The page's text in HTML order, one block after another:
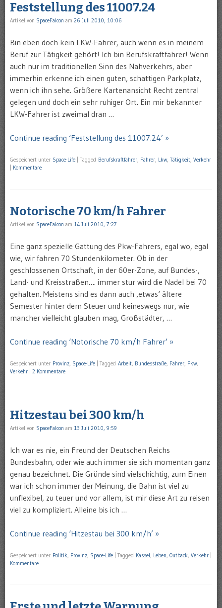
Feststellung des 11007.24
Artikel von SpaceFalcon am 26 Juli 2010, 10:06
Bin eben doch kein LKW-Fahrer, auch wenn es in meinem
Beruf zur Tätigkeit gehört! Ich bin Berufskraftfahrer! Wenn
auch nur im traditionellen Sinn des Nahverkehrs, aber
immerhin erkenne ich einen guten, schattigen Parkplatz,
wenn ich ihn sehe. Größere Kartenansicht Recht zentral
gelegen und doch ein sehr ruhiger Ort. Ein mir bekannter
LKW-Fahrer ist zweimal dran …
Continue reading ‘Feststellung des 11007.24’ »
Gespeichert unter Space-Life Tagged Berufskraftfahrer, Fahrer, Lkw, Tätigkeit, Verkehr
Kommentare
Notorische 70 km/h Fahrer
Artikel von SpaceFalcon am 14 Juli 2010, 7:27
Eine ganz spezielle Gattung des Pkw-Fahrers, egal wo, egal
wie, wir fahren 70 Stundenkilometer. Ob in der
geschlossenen Ortschaft, in der 60er-Zone, auf Bundes-,
Land- und Kreisstraßen…. immer stur wird die Nadel bei 70
gehalten. Meistens sind es dann auch ‚etwas‘ ältere
Semester hinter dem Steuer und keineswegs nur, wie
mancher vielleicht glauben mag, Großstädter, …
Continue reading ‘Notorische 70 km/h Fahrer’ »
Gespeichert unter Provinz, Space-Life Tagged Arbeit, Bundesstraße, Fahrer, Pkw,
Verkehr
2 Kommentare
Hitzestau bei 300 km/h
Artikel von SpaceFalcon am 13 Juli 2010, 9:59
Ich war es nie, ein Freund der Deutschen Reichs
Bundesbahn, oder wie auch immer sie sich momentan ganz
genau bezeichnet. Die Gründe sind vielschichtig, zum Einen
war ich schon immer der Meinung, die Bahn ist viel zu
unflexibel, zu teuer und vor allem, ist mir diese Art zu reisen
viel zu kompliziert. Alleine bis ich …
Continue reading ‘Hitzestau bei 300 km/h’ »
Gespeichert unter Politik Provinz Space-Life Tagged Kassel Leben Outback Verkehr
Kommentare